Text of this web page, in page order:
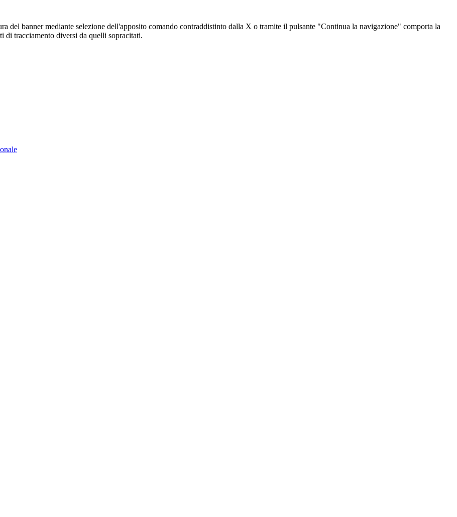
del banner mediante selezione dell'apposito comando contraddistinto dalla X o tramite il pulsante "Continua la navigazione" comporta la
di tracciamento diversi da quelli sopracitati.